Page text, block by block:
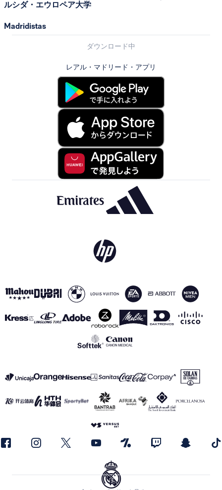
ルシダ・エウロペア大学
Madridistas
ダウンロード中
レアル・マドリード・アプリ